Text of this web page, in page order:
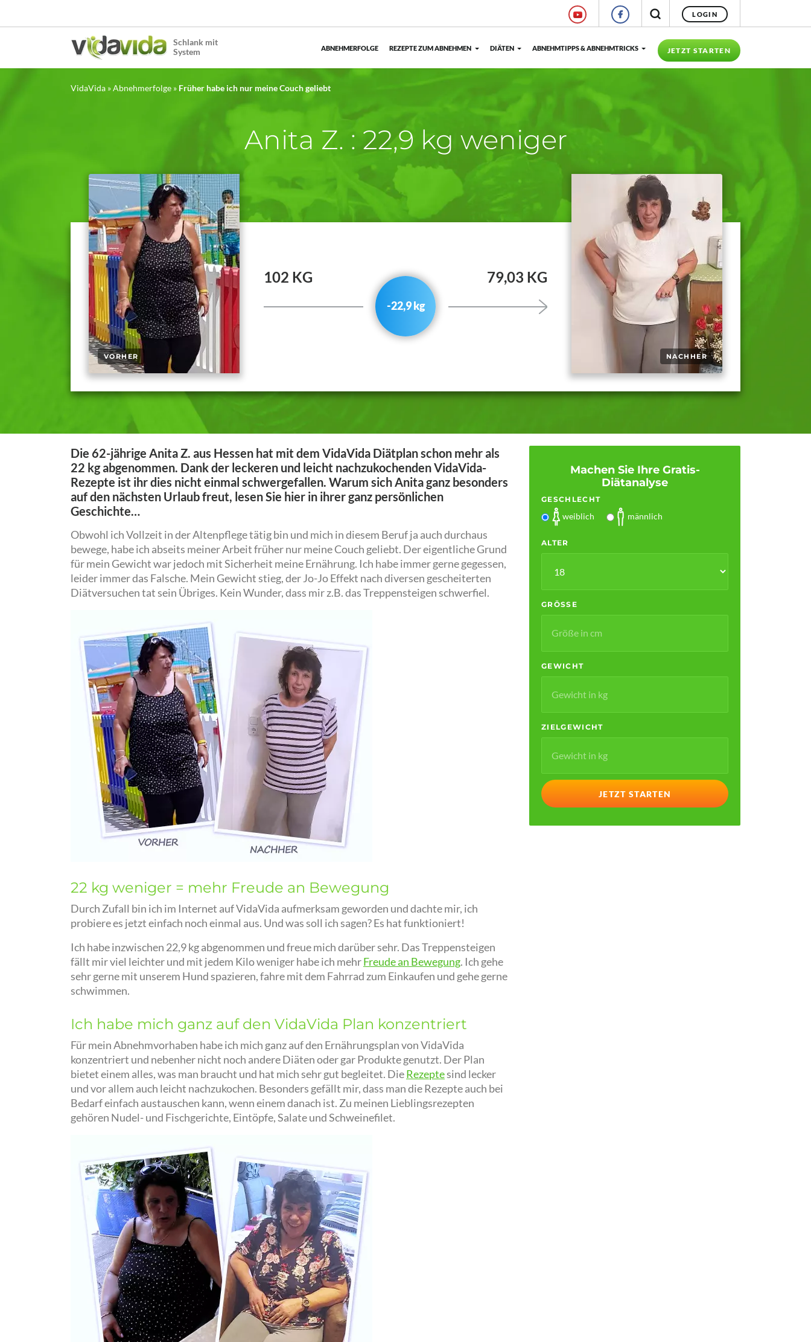
LOGIN
Schlank mit
System
JETZT STARTEN
ABNEHMERFOLGE REZEPTE ZUM ABNEHMEN DIÄTEN ABNEHMTIPPS & ABNEHMTRICKS
VidaVida »Abnehmerfolge » Früher habe ich nur meine Couch geliebt
Anita Z. : 22,9 kg weniger
102 KG
-22,9 kg
79,03 KG
Die 62-jährige Anita Z. aus Hessen hat mit dem VidaVida Diätplan schon mehr als
22 kg abgenommen. Dank der leckeren und leicht nachzukochenden VidaVida-
Rezepte ist ihr dies nicht einmal schwergefallen. Warum sich Anita ganz besonders
auf den nächsten Urlaub freut, lesen Sie hier in ihrer ganz persönlichen
Geschichte…
Obwohl ich Vollzeit in der Altenpflege tätig bin und mich in diesem Beruf ja auch durchaus
bewege, habe ich abseits meiner Arbeit früher nur meine Couch geliebt. Der eigentliche Grund
für mein Gewicht war jedoch mit Sicherheit meine Ernährung. Ich habe immer gerne gegessen,
leider immer das Falsche. Mein Gewicht stieg, der Jo-Jo Effekt nach diversen gescheiterten
Diätversuchen tat sein Übriges. Kein Wunder, dass mir z.B. das Treppensteigen schwerfiel.
22 kg weniger = mehr Freude an Bewegung
Durch Zufall bin ich im Internet auf VidaVida aufmerksam geworden und dachte mir, ich
probiere es jetzt einfach noch einmal aus. Und was soll ich sagen? Es hat funktioniert!
Ich habe inzwischen 22,9 kg abgenommen und freue mich darüber sehr. Das Treppensteigen
fällt mir viel leichter und mit jedem Kilo weniger habe ich mehrFreude an Bewegung. Ich gehe
sehr gerne mit unserem Hund spazieren, fahre mit dem Fahrrad zum Einkaufen und gehe gerne
schwimmen.
Ich habe mich ganz auf den VidaVida Plan konzentriert
Für mein Abnehmvorhaben habe ich mich ganz auf den Ernährungsplan von VidaVida
konzentriert und nebenher nicht noch andere Diäten oder gar Produkte genutzt. Der Plan
bietet einem alles, was man braucht und hat mich sehr gut begleitet. DieRezeptesind lecker
und vor allem auch leicht nachzukochen. Besonders gefällt mir, dass man die Rezepte auch bei
Bedarf einfach austauschen kann, wenn einem danach ist. Zu meinen Lieblingsrezepten
gehören Nudel- und Fischgerichte, Eintöpfe, Salate und Schweinefilet.
Machen Sie Ihre Gratis-
Diätanalyse
GESCHLECHT
weiblich männlich
ALTER
GRÖSSE
GEWICHT
ZIELGEWICHT